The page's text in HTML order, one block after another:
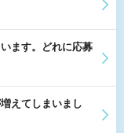
ます。どれに応募
えてしまいまし